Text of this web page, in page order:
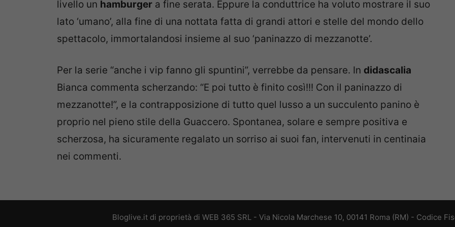
livello un hamburger a fine serata. Eppure la conduttrice ha voluto mostrare il suo
lato ‘umano’, alla fine di una nottata fatta di grandi attori e stelle del mondo dello
spettacolo, immortalandosi insieme al suo ‘paninazzo di mezzanotte’.
Per la serie “anche i vip fanno gli spuntini”, verrebbe da pensare. In didascalia
Bianca commenta scherzando: “E poi tutto è finito così!!! Con il paninazzo di
mezzanotte!”, e la contrapposizione di tutto quel lusso a un succulento panino è
proprio nel pieno stile della Guaccero. Spontanea, solare e sempre positiva e
scherzosa, ha sicuramente regalato un sorriso ai suoi fan, intervenuti in centinaia
nei commenti.
Bloglive.it di proprietà di WEB 365 SRL - Via Nicola Marchese 10, 00141 Roma (RM) - Codice